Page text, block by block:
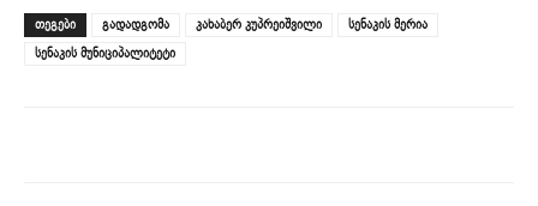
(Opens
in
new
window)
(Opens
in
new
window)
(Opens
in
(Opens
in
(Opens
in
new
window)
ᲗᲔᲒᲔᲑᲘ გადადგომა კახაბერ კუპრეიშვილი
სენაკის მერია
სენაკის მუნიციპალიტეტი